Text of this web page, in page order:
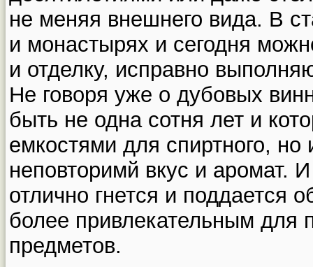
не меняя внешнего вида. В
и монастырях и сегодня
и отделку, исправно
Не говоря уже о дубовых
быть не одна сотня лет и
емкостями для спиртного,
неповторимй вкус и аромат.
отлично гнется и поддается
более привлекательным для
предметов.